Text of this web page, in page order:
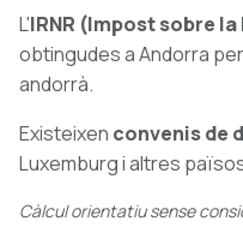
L'IRNR (Impost sobre
obtingudes a Andorra
andorrà.
Existeixen convenis de
Luxemburg i altres
Càlcul orientatiu sense